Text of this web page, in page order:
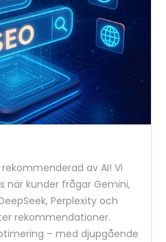
av AI! Vi
när kunder frågar Gemini,
Perplexity och
rekommendationer.
– med djupgående